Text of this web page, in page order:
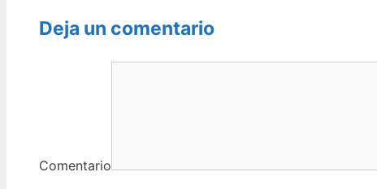
Deja un comentario
Comentario